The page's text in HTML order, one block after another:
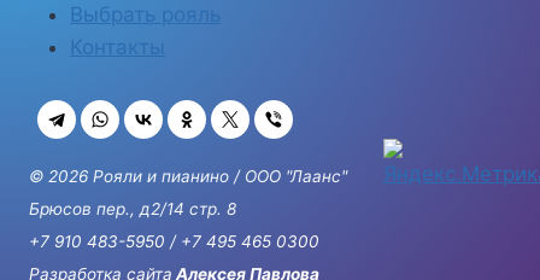
Выбрать рояль
Контакты
© 2026 Рояли и пианино / ООО "Лаанс"
Брюсов пер., д2/14 стр. 8
+7 910 483-5950 / +7 495 465 0300
Разработка сайта Алексея Павлова